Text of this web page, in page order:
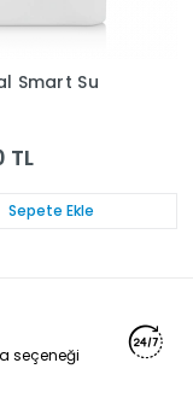
Smart Su
TL
Sepete Ekle
seçeneği